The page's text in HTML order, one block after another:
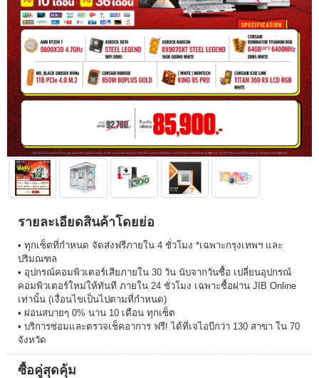
รายละเอียดสินค้าโดยย่อ
• ทุกเซ็ตที่กำหนด จัดส่งฟรีภายใน 4 ชั่วโมง *เฉพาะกรุงเทพฯ และ
ปริมณฑล
• อุปกรณ์คอมพิวเตอร์เสียภายใน 30 วัน นับจากวันซื้อ เปลี่ยนอุปกรณ์
คอมพิวเตอร์ใหม่ให้ทันที ภายใน 24 ชั่วโมง เฉพาะซื้อผ่าน JIB Online
เท่านั้น (เงื่อนไขเป็นไปตามที่กำหนด)
• ผ่อนสบายๆ 0% นาน 10 เดือน ทุกเซ็ต
• บริการซ่อมและตรวจเช็คอาการ ฟรี! ได้ที่เจไอบีกว่า 130 สาขา ใน 70
จังหวัด
ซื้อคู่สุดคุ้ม